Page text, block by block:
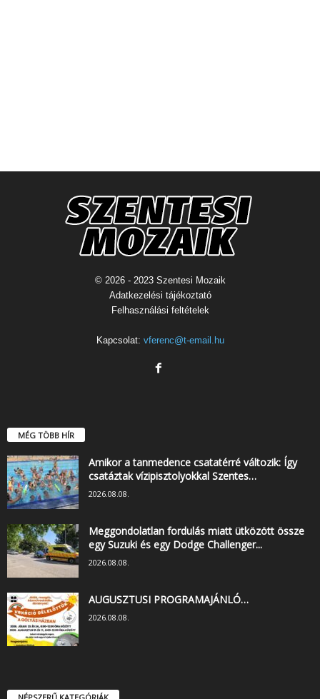
© 2026 - 2023 Szentesi Mozaik
Adatkezelési tájékoztató
Felhasználási feltételek
Kapcsolat: vferenc@t-email.hu
MÉG TÖBB HÍR
Amikor a tanmedence csatatérré változik: Így
csatáztak vízipisztolyokkal Szentes…
2026.08.08.
Meggondolatlan fordulás miatt ütközött össze
egy Suzuki és egy Dodge Challenger...
2026.08.08.
AUGUSZTUSI PROGRAMAJÁNLÓ…
2026.08.08.